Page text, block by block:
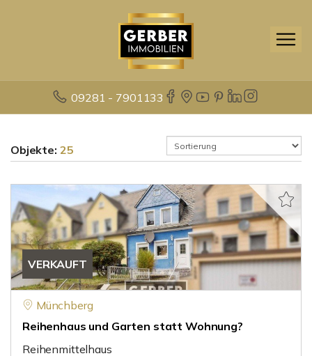
09281 - 7901133
Objekte: 25
VERKAUFT
Münchberg
Reihenhaus und Garten statt Wohnung?
Reihenmittelhaus